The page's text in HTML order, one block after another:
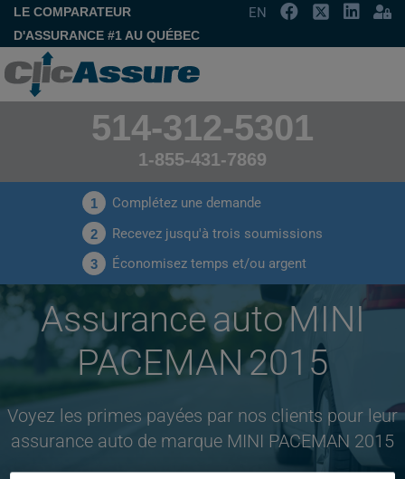
LE COMPARATEUR
D'ASSURANCE #1 AU QUÉBEC
EN
514-312-5301
1-855-431-7869
1 Complétez une demande
2 Recevez jusqu'à trois soumissions
3 Économisez temps et/ou argent
Assurance auto MINI
PACEMAN 2015
Voyez les primes payées par nos clients pour leur
assurance auto de marque MINI PACEMAN 2015